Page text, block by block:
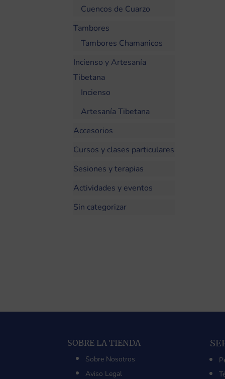
Cuencos de Cuarzo
Tambores
Tambores Chamanicos
Incienso y Artesanía
Tibetana
Incienso
Artesanía Tibetana
Accesorios
Cursos y clases particulares
Sesiones y terapias
Actividades y eventos
Sin categorizar
SOBRE LA TIENDA
Sobre Nosotros
Aviso Legal